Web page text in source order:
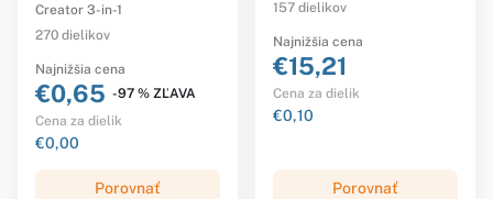
Creator 3-in-1
270 dielikov
Najnižšia cena
€0,65 -97 % ZĽAVA
Cena za dielik
€0,00
Porovnať
157 dielikov
Najnižšia cena
€15,21
Cena za dielik
€0,10
Porovnať